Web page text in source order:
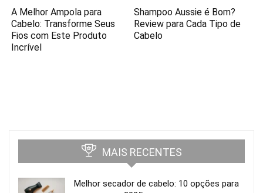
A Melhor Ampola para
Cabelo: Transforme Seus
Fios com Este Produto
Incrível
Shampoo Aussie é Bom?
Review para Cada Tipo de
Cabelo
MAIS RECENTES
Melhor secador de cabelo: 10 opções para